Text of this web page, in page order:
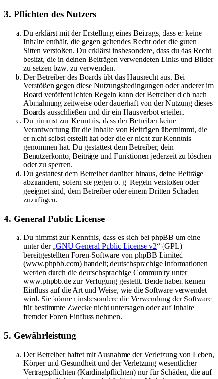
3. Pflichten des Nutzers
Du erklärst mit der Erstellung eines Beitrags, dass er keine
Inhalte enthält, die gegen geltendes Recht oder die guten
Sitten verstoßen. Du erklärst insbesondere, dass du das Recht
besitzt, die in deinen Beiträgen verwendeten Links und Bilder
zu setzen bzw. zu verwenden.
Der Betreiber des Boards übt das Hausrecht aus. Bei
Verstößen gegen diese Nutzungsbedingungen oder anderer im
Board veröffentlichten Regeln kann der Betreiber dich nach
Abmahnung zeitweise oder dauerhaft von der Nutzung dieses
Boards ausschließen und dir ein Hausverbot erteilen.
Du nimmst zur Kenntnis, dass der Betreiber keine
Verantwortung für die Inhalte von Beiträgen übernimmt, die
er nicht selbst erstellt hat oder die er nicht zur Kenntnis
genommen hat. Du gestattest dem Betreiber, dein
Benutzerkonto, Beiträge und Funktionen jederzeit zu löschen
oder zu sperren.
Du gestattest dem Betreiber darüber hinaus, deine Beiträge
abzuändern, sofern sie gegen o. g. Regeln verstoßen oder
geeignet sind, dem Betreiber oder einem Dritten Schaden
zuzufügen.
4. General Public License
Du nimmst zur Kenntnis, dass es sich bei phpBB um eine
unter der „GNU General Public License v2“ (GPL)
bereitgestellten Foren-Software von phpBB Limited
(www.phpbb.com) handelt; deutschsprachige Informationen
werden durch die deutschsprachige Community unter
www.phpbb.de zur Verfügung gestellt. Beide haben keinen
Einfluss auf die Art und Weise, wie die Software verwendet
wird. Sie können insbesondere die Verwendung der Software
für bestimmte Zwecke nicht untersagen oder auf Inhalte
fremder Foren Einfluss nehmen.
5. Gewährleistung
Der Betreiber haftet mit Ausnahme der Verletzung von Leben,
Körper und Gesundheit und der Verletzung wesentlicher
Vertragspflichten (Kardinalpflichten) nur für Schäden, die auf